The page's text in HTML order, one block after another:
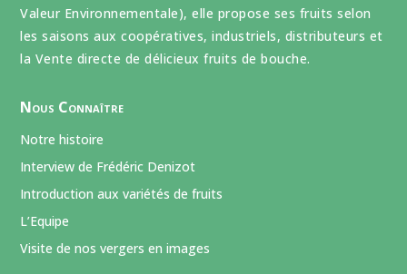
Valeur Environnementale), elle propose ses fruits selon
les saisons aux coopératives, industriels, distributeurs et
la Vente directe de délicieux fruits de bouche.
Nous Connaître
Notre histoire
Interview de Frédéric Denizot
Introduction aux variétés de fruits
L’Equipe
Visite de nos vergers en images